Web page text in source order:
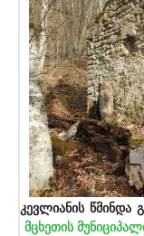
კევლიანის წმინდა
მცხეთის